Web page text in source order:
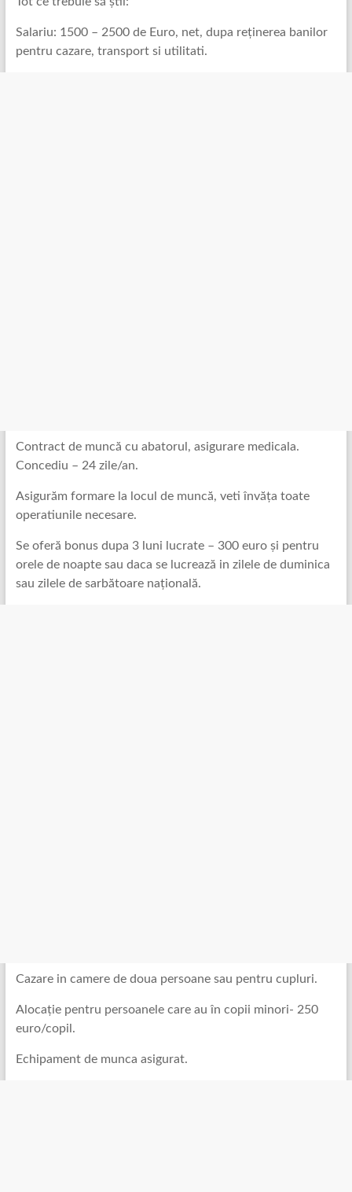
Salariu: 1500 – 2500 de Euro, net, dupa reținerea banilor
pentru cazare, transport si utilitati.
Contract de muncă cu abatorul, asigurare medicala.
Concediu – 24 zile/an.
Asigurăm formare la locul de muncă, veti învăța toate
operatiunile necesare.
Se oferă bonus dupa 3 luni lucrate – 300 euro și pentru
orele de noapte sau daca se lucrează in zilele de duminica
sau zilele de sarbătoare națională.
Cazare in camere de doua persoane sau pentru cupluri.
Alocație pentru persoanele care au în copii minori- 250
euro/copil.
Echipament de munca asigurat.